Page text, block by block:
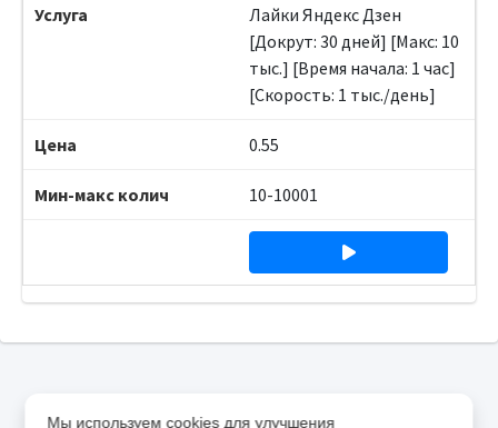
Лайки Яндекс Дзен
[Докрут: 30 дней] [Макс: 10
тыс.] [Время начала: 1 час]
[Скорость: 1 тыс./день]
0.55
10-10001
Мы используем cookies для улучшения